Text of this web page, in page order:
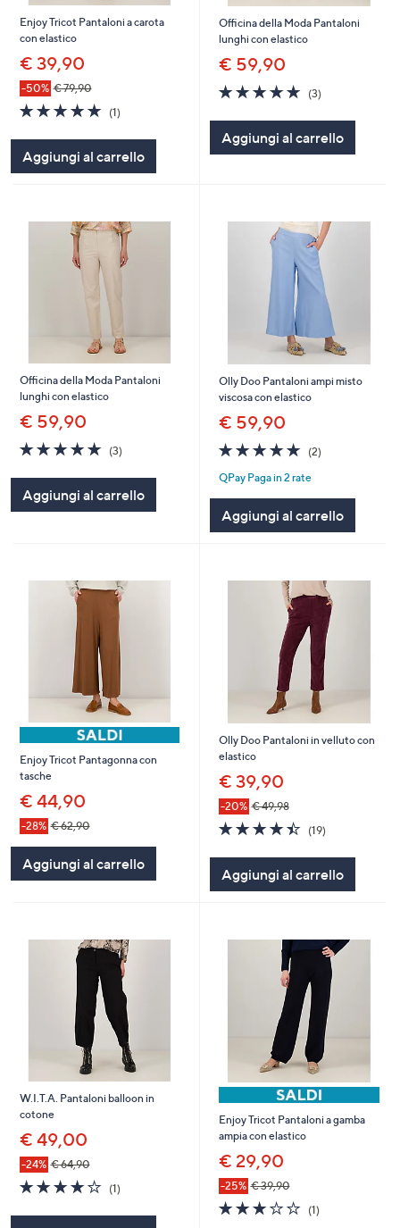
Enjoy Tricot Pantaloni a carota
con elastico
€ 39,90
-50% € 79,90
5.0
of
5
Stars
(1)
Aggiungi al carrello
Officina della Moda Pantaloni
lunghi con elastico
€ 59,90
4.7
of
5
Stars
(3)
Aggiungi al carrello
Officina della Moda Pantaloni
lunghi con elastico
€ 59,90
4.7
of
5
Stars
(3)
Aggiungi al carrello
Olly Doo Pantaloni ampi misto
viscosa con elastico
€ 59,90
5.0
of
5
(2)
QPay Paga in 2 rate
Aggiungi al carrello
Enjoy Tricot Pantagonna con
tasche
€ 44,90
-28% € 62,90
Aggiungi al carrello
Olly Doo Pantaloni in velluto con
elastico
€ 39,90
-20% € 49,98
4.4
of
5
Stars
(19)
Aggiungi al carrello
W.I.T.A. Pantaloni balloon in
cotone
€ 49,00
-24% € 64,90
4.0
of
5
(1)
Enjoy Tricot Pantaloni a gamba
ampia con elastico
€ 29,90
-25% € 39,90
3.0
of
(1)